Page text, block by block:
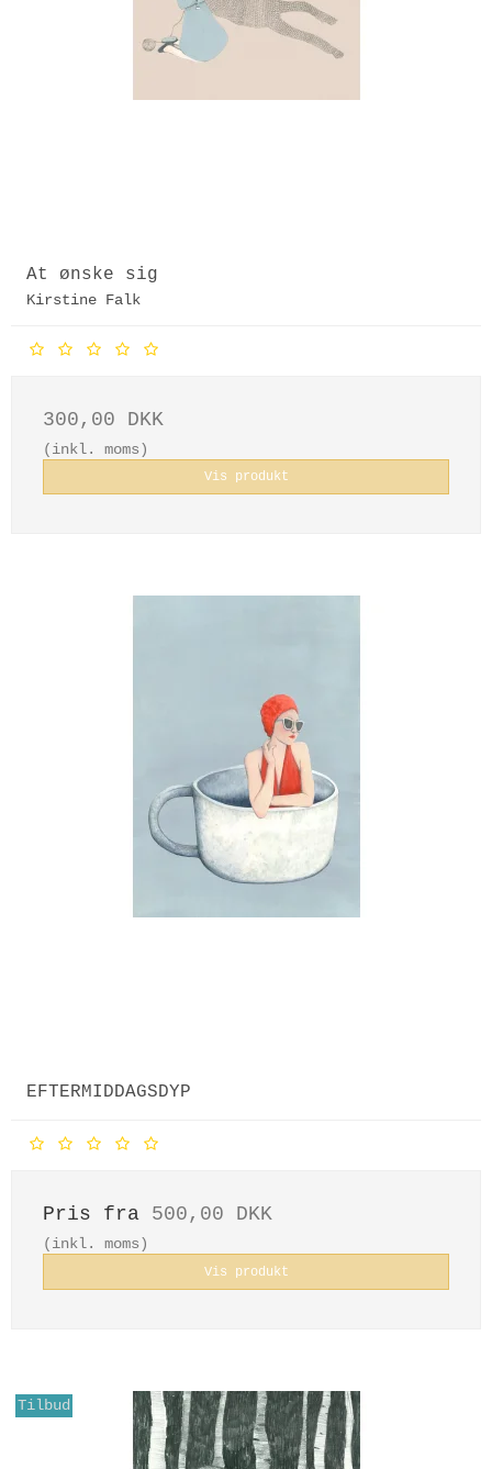
At ønske sig
Kirstine Falk
300,00 DKK
(inkl. moms)
Vis produkt
EFTERMIDDAGSDYP
Pris fra 500,00 DKK
(inkl. moms)
Vis produkt
Tilbud